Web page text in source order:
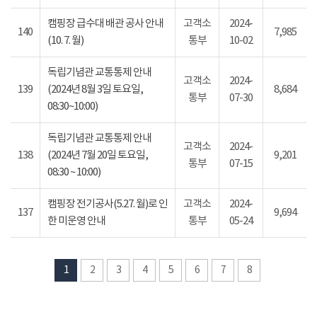
140
캠핑장 급수대 배관 공사 안내
(10. 7. 월)
고객소
통부
2024-
10-02
7,985
139
독립기념관 교통통제 안내
(2024년 8월 3일 토요일,
08:30~10:00)
고객소
통부
2024-
07-30
8,684
138
독립기념관 교통통제 안내
(2024년 7월 20일 토요일,
08:30 ~ 10:00)
고객소
통부
2024-
07-15
9,201
137
캠핑장 전기공사(5.27. 월)로 인
한 미운영 안내
고객소
통부
2024-
05-24
9,694
1 2 3 4 5 6 7 8